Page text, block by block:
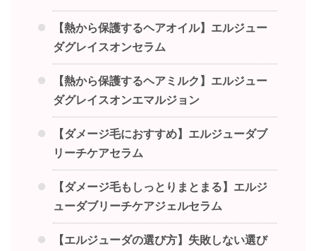
【熱から保護するヘアオイル】エルジュー
ダグレイスオンセラム
【熱から保護するヘアミルク】エルジュー
ダグレイスオンエマルジョン
【ダメージ毛におすすめ】エルジューダブ
リーチケアセラム
【ダメージ毛もしっとりまとまる】エルジ
ューダブリーチケアジェルセラム
【エルジューダの選び方】失敗しない選び